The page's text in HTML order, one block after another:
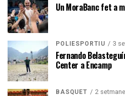
Un MoraBanc fet a
POLIESPORTIU 3
Fernando
Center a Encamp
BÀSQUET 2